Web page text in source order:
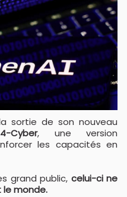
Cyber, une version
les capacités en
grand public, celui-ci ne
le monde.